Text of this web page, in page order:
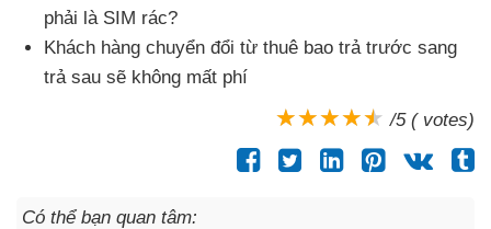
phải là SIM rác?
Khách hàng chuyển đổi từ thuê bao trả trước sang
trả sau sẽ không mất phí
/5 ( votes)
Có thể bạn quan tâm: